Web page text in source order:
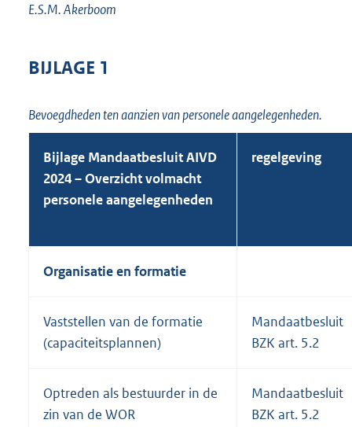
E.S.M.Akerboom
BIJLAGE 1
Bevoegdheden ten aanzien van personele aangelegenheden.
Bijlage Mandaatbesluit AIVD
2024 – Overzicht volmacht
personele aangelegenheden
regelgeving
Organisatie en formatie
Vaststellen van de formatie
(capaciteitsplannen)
Mandaatbesluit
BZK art. 5.2
Optreden als bestuurder in de
zin van de WOR
Mandaatbesluit
BZK art. 5.2